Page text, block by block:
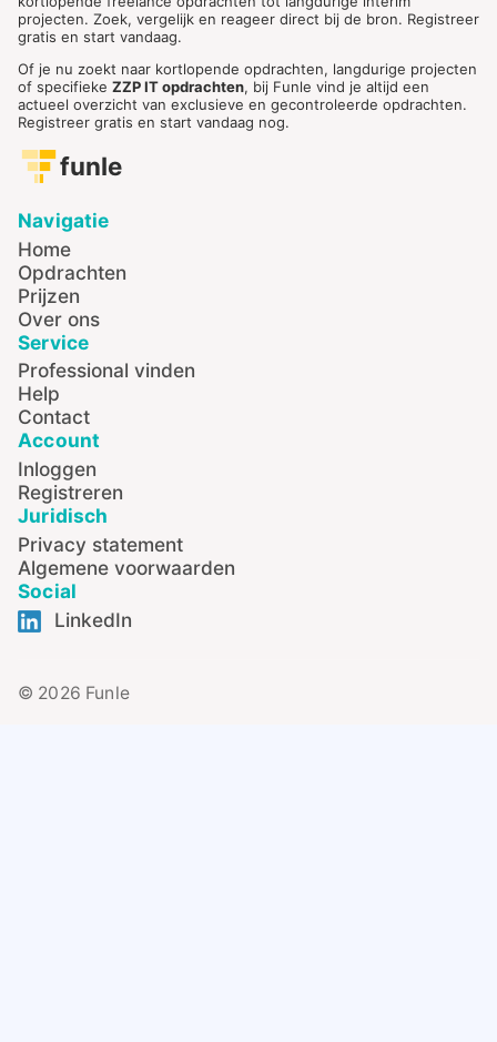
projecten. Zoek, vergelijk en reageer direct bij de bron. Registreer
gratis en start vandaag.
Of je nu zoekt naar kortlopende opdrachten, langdurige projecten
of specifieke ZZP IT opdrachten, bij Funle vind je altijd een
actueel overzicht van exclusieve en gecontroleerde opdrachten.
Registreer gratis en start vandaag nog.
funle
Navigatie
Home
Opdrachten
Prijzen
Over ons
Service
Professional vinden
Help
Contact
Account
Inloggen
Registreren
Juridisch
Privacy statement
Algemene voorwaarden
Social
LinkedIn
© 2026 Funle